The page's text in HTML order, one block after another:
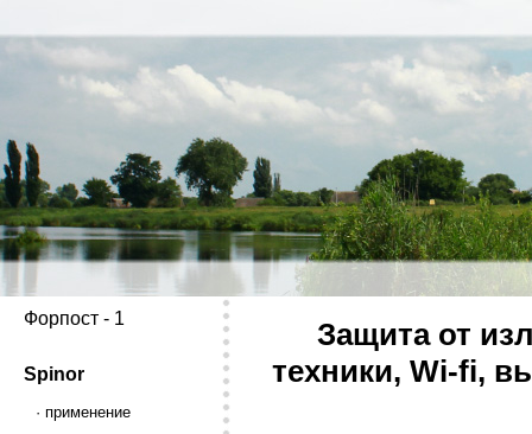
Форпост - 1
Spinor
· применение
Защита от
техники, Wi-fi,